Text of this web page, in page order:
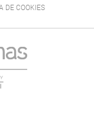
DE COOKIES